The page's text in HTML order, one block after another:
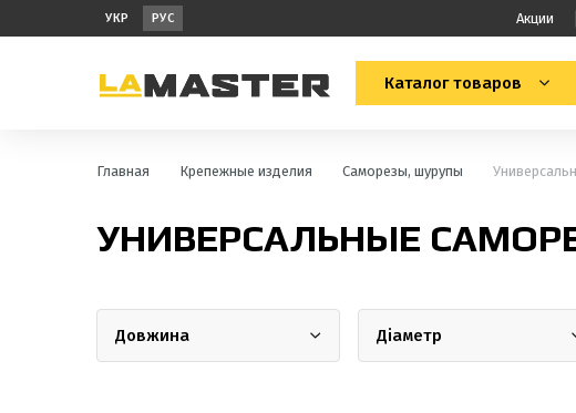
УКР РУС Акции
Каталог товаров
Главная Крепежные изделия Саморезы, шурупы
УНИВЕРСАЛЬНЫЕ
Довжина Діаметр